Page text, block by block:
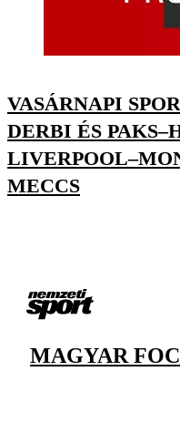
VASÁRNAPI
DERBI ÉS
MECCS
MAGYAR